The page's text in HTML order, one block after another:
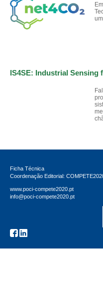
IS4SE: Industrial Sensing
Ficha Técnica
Coordenação Editorial:
www.poci-compete2020.pt
info@poci-compete2020.pt